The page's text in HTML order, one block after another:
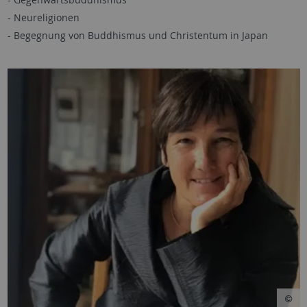
- Neureligionen
- Begegnung von Buddhismus und Christentum in Japan